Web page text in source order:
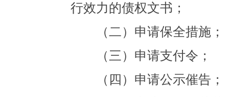
行效力的债权文书；
（二）申请保全措施；
（三）申请支付令；
（四）申请公示催告；